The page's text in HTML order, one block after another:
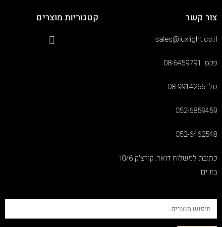
צור קשר
sales@luxlight.co.il
פקס: 08-6459791
טל: 08-9914266
052-6859459
052-6462548
כתובת למשלוח דואר: קורצ'ק 10/6
בת ים
קטגוריות מוצרים